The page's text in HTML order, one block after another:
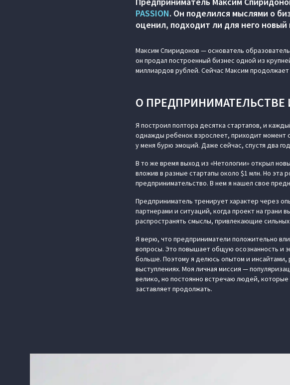
PASSION. Он поделился мыслями о
оценил, подходит ли для него
Максим Спиридонов — основатель
он продал построенный бизнес одной из
миллиардов рублей. Сейчас Максим
О ПРЕДПРИНИМАТЕЛЬСТВЕ
Я построил полтора десятка стартапов, и
однажды ребенок взрослеет, приходит момент
у меня бурю эмоций. Даже сейчас, спустя два
В то же время выход из «Нетологии» открыл
вложив в разные стартапы около $1 млн. Но эта
предпринимательство. В нем я нашел свое
Предприниматель тренирует характер через
партнерами и ситуаций, когда проект на
распространять смыслы, привлекающие
Я верю, что предприниматели положительно
вопросы. Это повышает общую осознанность и
больше. Поэтому я делюсь опытом и инсайтами,
выступлениях. Моя личная миссия —
велико, но постоянно встречаю людей, которые
заставляет продолжать.